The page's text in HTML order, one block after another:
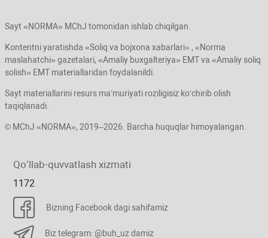
Sayt «NORMA» MChJ tomonidan ishlab chiqilgan.
Kontentni yaratishda «Soliq va bojхona хabarlari» , «Norma
maslahatchi» gazetalari, «Amaliy buхgalteriya» EMT va «Amaliy soliq
solish» EMT materiallaridan foydalanildi.
Sayt materiallarini resurs ma’muriyati roziligisiz koʻchirib olish
taqiqlanadi.
© MChJ «NORMA», 2019–2026. Barcha huquqlar himoyalangan.
Qoʻllab-quvvatlash хizmati
1172
Bizning Facebook dagi sahifamiz
Biz telegram: @buh_uz damiz